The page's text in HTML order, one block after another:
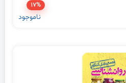
17%
ناموجود